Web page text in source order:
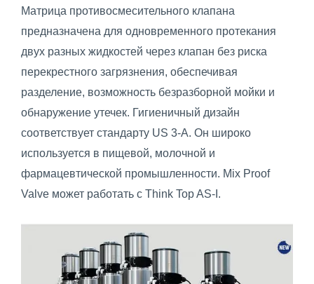
Матрица противосмесительного клапана
предназначена для одновременного протекания
двух разных жидкостей через клапан без риска
перекрестного загрязнения, обеспечивая
разделение, возможность безразборной мойки и
обнаружение утечек. Гигиеничный дизайн
соответствует стандарту US 3-A. Он широко
используется в пищевой, молочной и
фармацевтической промышленности. Mix Proof
Valve может работать с Think Top AS-I.